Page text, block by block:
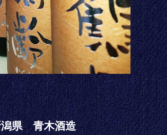
潟県 青木酒造